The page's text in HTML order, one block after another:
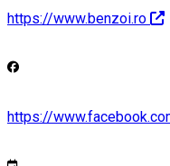
https://www.benzoi.ro
https://